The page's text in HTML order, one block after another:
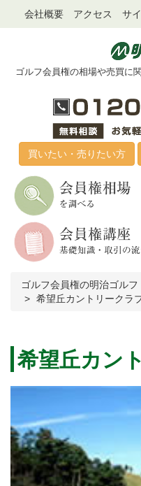
会社概要 アクセス サ
ゴルフ会員権の相場や売買に
買いたい・売りたい方
ゴルフ会員権の明治ゴルフ
希望丘カントリークラ
希望丘カン